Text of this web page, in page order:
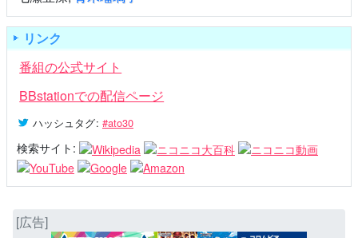
リンク
番組の公式サイト
BBstationでの配信ページ
ハッシュタグ: #ato30
検索サイト:
[広告]